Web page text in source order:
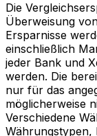
Die
Überweisung
Ersparnisse
einschließlich
jeder Bank und
werden. Die
nur für das
möglicherweise
Verschiedene
Währungstypen,